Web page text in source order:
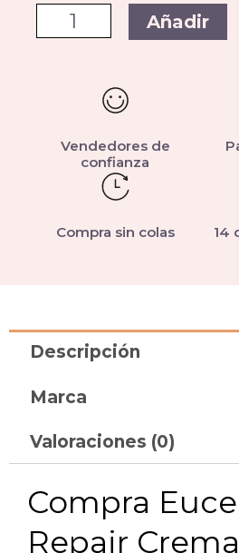
Añadir
Vendedores de
confianza
Compra sin colas 14
Descripción
Marca
Valoraciones (0)
Compra
Repair